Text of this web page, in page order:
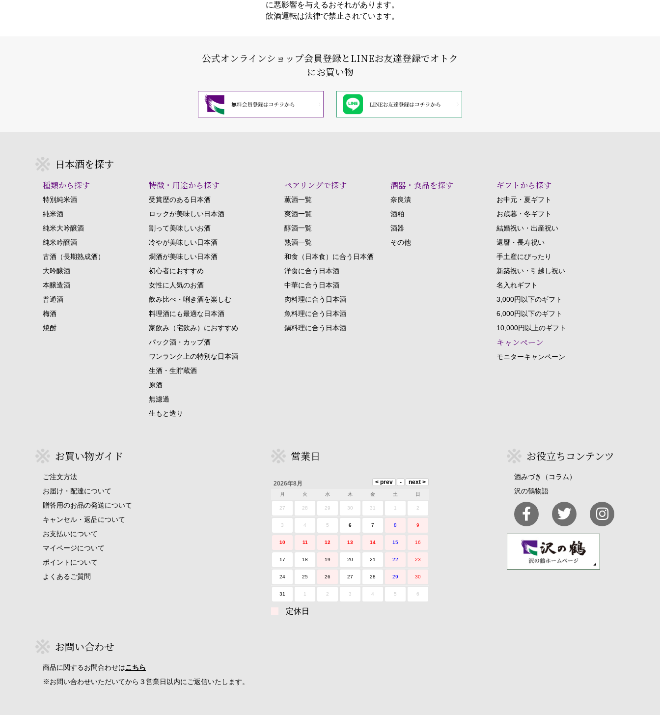
に悪影響を与えるおそれがあります。
飲酒運転は法律で禁止されています。
公式オンラインショップ会員登録とLINEお友達登録でオトク
にお買い物
日本酒を探す
種類から探す
特別純米酒
純米酒
純米大吟醸酒
純米吟醸酒
古酒（長期熟成酒）
大吟醸酒
本醸造酒
普通酒
梅酒
焼酎
特徴・用途から探す
受賞歴のある日本酒
ロックが美味しい日本酒
割って美味しいお酒
冷やが美味しい日本酒
燗酒が美味しい日本酒
初心者におすすめ
女性に人気のお酒
飲み比べ・唎き酒を楽しむ
料理酒にも最適な日本酒
家飲み（宅飲み）におすすめ
パック酒・カップ酒
ワンランク上の特別な日本酒
生酒・生貯蔵酒
原酒
無濾過
生もと造り
ペアリングで探す
薫酒一覧
爽酒一覧
醇酒一覧
熟酒一覧
和食（日本食）に合う日本酒
洋食に合う日本酒
中華に合う日本酒
肉料理に合う日本酒
魚料理に合う日本酒
鍋料理に合う日本酒
酒器・食品を探す
奈良漬
酒粕
酒器
その他
ギフトから探す
お中元・夏ギフト
お歳暮・冬ギフト
結婚祝い・出産祝い
還暦・長寿祝い
手土産にぴったり
新築祝い・引越し祝い
名入れギフト
3,000円以下のギフト
6,000円以下のギフト
10,000円以上のギフト
キャンペーン
モニターキャンペーン
お買い物ガイド
ご注文方法
お届け・配達について
贈答用のお品の発送について
キャンセル・返品について
お支払いについて
マイページについて
ポイントについて
よくあるご質問
営業日
2026年8月
月 火 水 木 金 土 日
27 28 29 30 31 1 2
3 4 5 6 7 8 9
10 11 12 13 14 15 16
17 18 19 20 21 22 23
24 25 26 27 28 29 30
31 1 2 3 4 5 6
定休日
お役立ちコンテンツ
酒みづき（コラム）
沢の鶴物語
お問い合わせ
商品に関するお問合わせはこちら
※お問い合わせいただいてから３営業日以内にご返信いたします。